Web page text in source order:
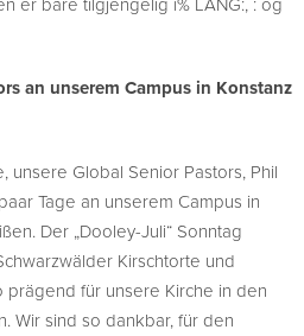
an unserem Campus in Konstanz
unsere Global Senior Pastors, Phil
Tage an unserem Campus in
Der „Dooley-Juli“ Sonntag
Kirschtorte und
für unsere Kirche in den
Wir sind so dankbar, für den